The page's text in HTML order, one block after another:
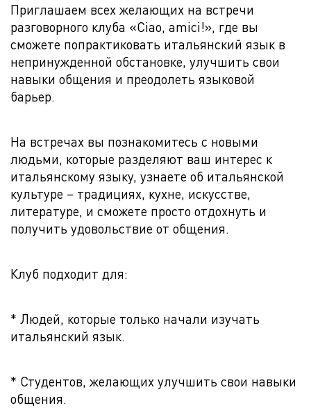
Приглашаем всех желающих на встречи
разговорного клуба «Ciao, amici!», где вы
сможете попрактиковать итальянский язык в
непринужденной обстановке, улучшить свои
навыки общения и преодолеть языковой
барьер.
На встречах вы познакомитесь с новыми
людьми, которые разделяют ваш интерес к
итальянскому языку, узнаете об итальянской
культуре – традициях, кухне, искусстве,
литературе, и сможете просто отдохнуть и
получить удовольствие от общения.
Клуб подходит для:
* Людей, которые только начали изучать
итальянский язык.
* Студентов, желающих улучшить свои навыки
общения.